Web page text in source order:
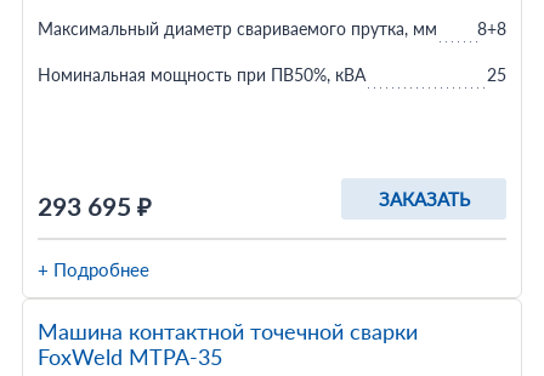
293 695 ₽ ЗАКАЗАТЬ
Максимальный диаметр свариваемого прутка, мм 8+8
Номинальная мощность при ПВ50%, кВА 25
+ Подробнее
Машина контактной точечной сварки
FoxWeld МТРА-35